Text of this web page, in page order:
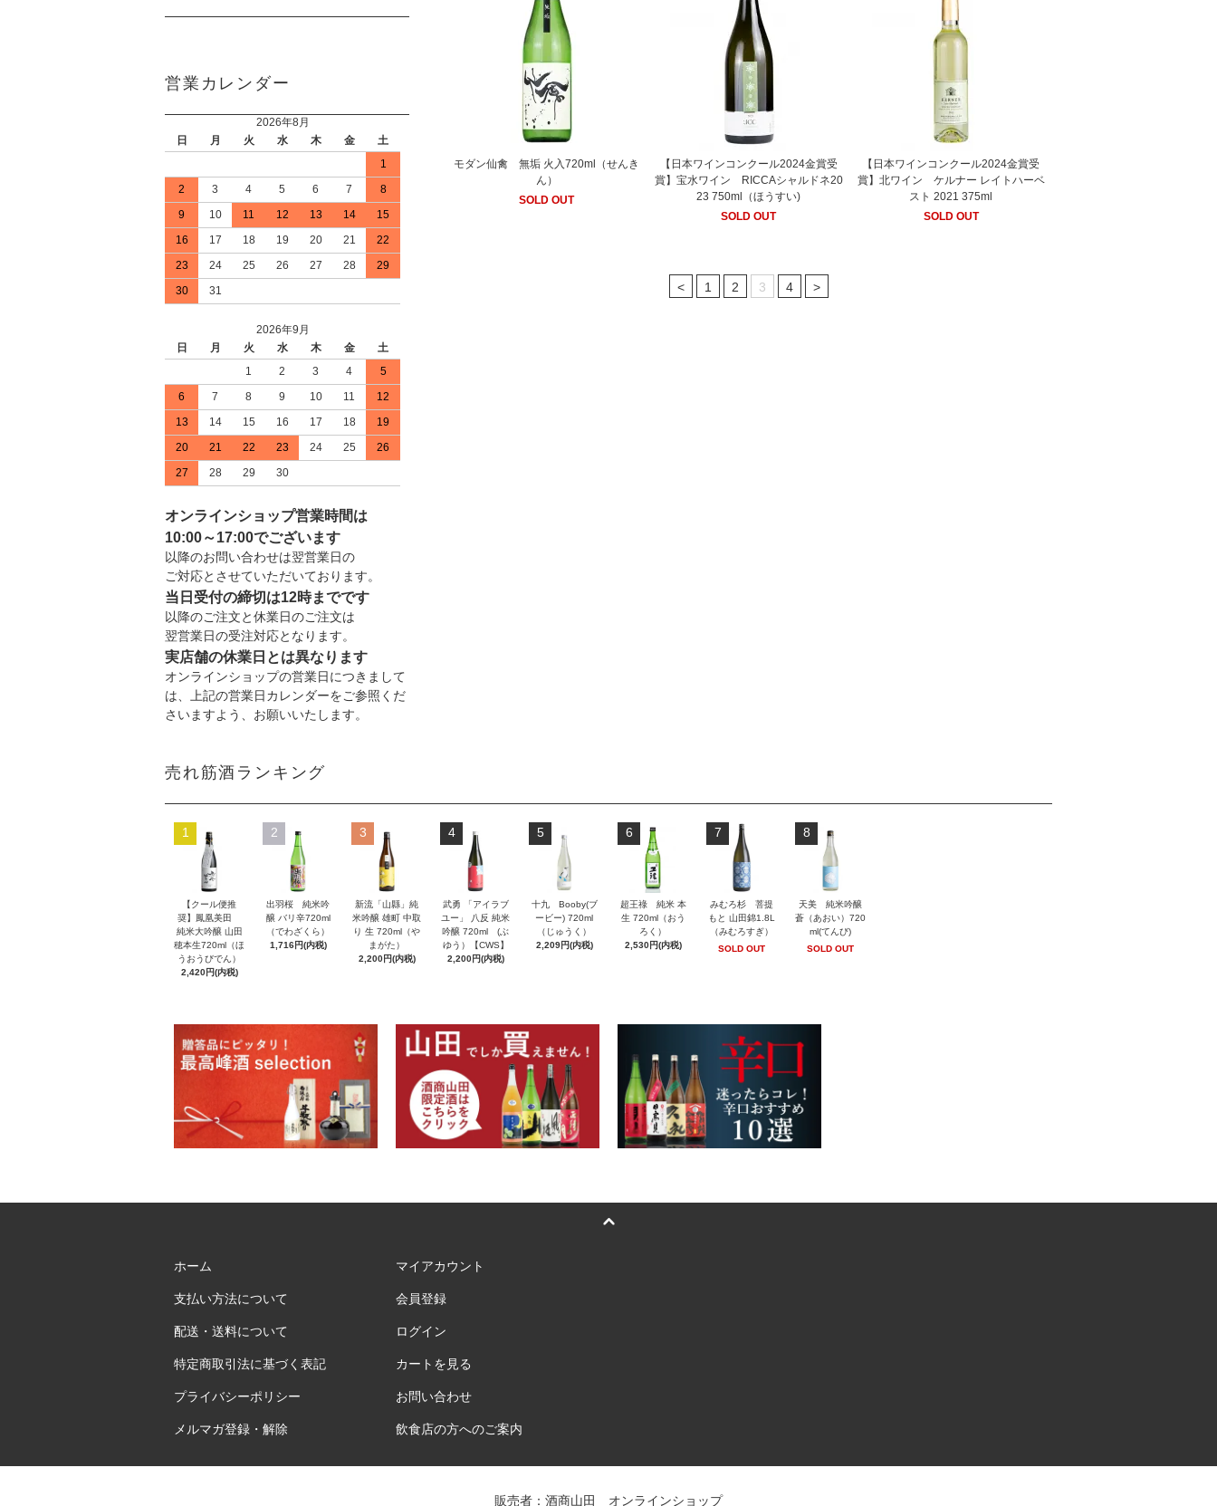
モダン仙禽 無垢 火入720ml（せんき
ん）
SOLD OUT
【日本ワインコンクール2024金賞受
賞】宝水ワイン RICCAシャルドネ20
23 750ml（ほうすい)
SOLD OUT
【日本ワインコンクール2024金賞受
賞】北ワイン ケルナー レイトハーベ
スト 2021 375ml
SOLD OUT
< 1 2 3 4 >
営業カレンダー
2026年8月
日
月 火 水 木 金
土
1
2
3 4 5 6 7
8
9
10 11 12 13 14
15
16
17 18 19 20 21
22
23
24 25 26 27 28
29
30
31
2026年9月
日
月 火 水 木 金
土
1
2 3 4
5
6
7 8 9 10 11
12
13
14 15 16 17 18
19
20
21 22 23 24 25
26
27
28 29 30
オンラインショップ営業時間は
10:00～17:00でございます
以降のお問い合わせは翌営業日の
ご対応とさせていただいております。
当日受付の締切は12時までです
以降のご注文と休業日のご注文は
翌営業日の受注対応となります。
実店舗の休業日とは異なります
オンラインショップの営業日につきまして
は、上記の営業日カレンダーをご参照くだ
さいますよう、お願いいたします。
売れ筋酒ランキング
1
【クール便推
奨】鳳凰美田
純米大吟醸 山田
穂本生720ml（ほ
うおうびでん）
2,420円(内税)
2
出羽桜 純米吟
醸 バリ辛720ml
（でわざくら）
1,716円(内税)
3
新流「山縣」純
米吟醸 雄町 中取
り 生 720ml（や
まがた）
2,200円(内税)
4
武勇 「アイラブ
ユー」 八反 純米
吟醸 720ml (ぶ
ゆう）【CWS】
2,200円(内税)
5
十九 Booby(ブ
ービー) 720ml
（じゅうく）
2,209円(内税)
6
超王祿 純米 本
生 720ml（おう
ろく）
2,530円(内税)
7
みむろ杉 菩提
もと 山田錦1.8L
（みむろすぎ）
SOLD OUT
8
天美 純米吟醸
蒼（あおい）720
ml(てんび)
SOLD OUT
ホーム
支払い方法について
配送・送料について
特定商取引法に基づく表記
プライバシーポリシー
メルマガ登録・解除
マイアカウント
会員登録
ログイン
カートを見る
お問い合わせ
飲食店の方へのご案内
販売者：酒商山田 オンラインショップ